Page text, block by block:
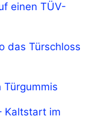
einen TÜV-
das Türschloss
Türgummis
Kaltstart im